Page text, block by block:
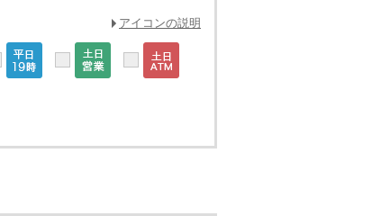
アイコンの説明